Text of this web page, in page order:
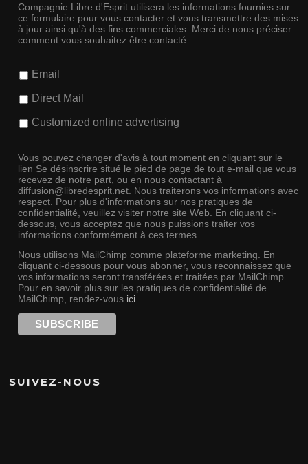
Compagnie Libre d'Esprit utilisera les informations fournies sur
ce formulaire pour vous contacter et vous transmettre des mises
à jour ainsi qu'à des fins commerciales. Merci de nous préciser
comment vous souhaitez être contacté:
Email
Direct Mail
Customized online advertising
Vous pouvez changer d'avis à tout moment en cliquant sur le
lien Se désinscrire situé le pied de page de tout e-mail que vous
recevez de notre part, ou en nous contactant à
diffusion@libredesprit.net. Nous traiterons vos informations avec
respect. Pour plus d'informations sur nos pratiques de
confidentialité, veuillez visiter notre site Web. En cliquant ci-
dessous, vous acceptez que nous puissions traiter vos
informations conformément à ces termes.
Nous utilisons MailChimp comme plateforme marketing. En
cliquant ci-dessous pour vous abonner, vous reconnaissez que
vos informations seront transférées et traitées par MailChimp.
Pour en savoir plus sur les pratiques de confidentialité de
MailChimp, rendez-vous ici.
SUIVEZ-NOUS